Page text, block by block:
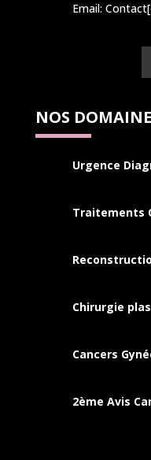
Email:
NOS
Urgence
Traitements
Chirurgie
Cancers
2ème Avis